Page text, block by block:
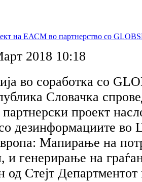
на ЕАСМ во партнерство со
2018 10:18
во соработка со
Словачка
проект
дезинформациите во
Мапирање на
и генерирање на
од Стејт